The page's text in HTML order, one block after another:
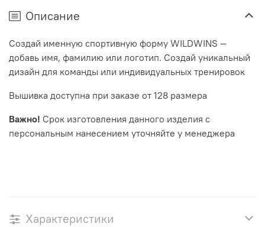
Описание
Создай именную спортивную форму WILDWINS —
добавь имя, фамилию или логотип. Создай уникальный
дизайн для команды или индивидуальных тренировок
Вышивка доступна при заказе от 128 размера
Важно! Срок изготовления данного изделия с
персональным нанесением уточняйте у менеджера
Характеристики